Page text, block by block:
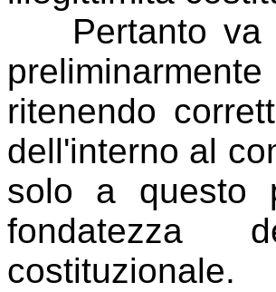
Pertanto va
ritenendo
dell'interno al
solo a questo
fondatezza
costituzionale.